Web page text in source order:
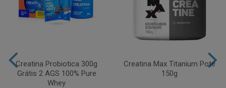
Creatina Probiotica 300g
Grátis 2 AGS 100% Pure
Whey
Creatina Max Titanium Pote
150g